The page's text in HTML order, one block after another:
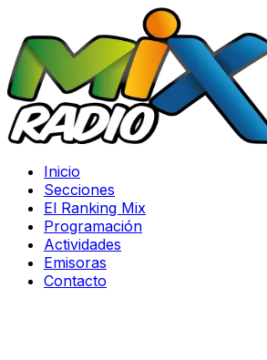
Inicio
Secciones
El Ranking Mix
Programación
Actividades
Emisoras
Contacto